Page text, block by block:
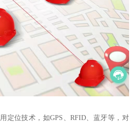
定位技术，如GPS、RFID、蓝牙等，对